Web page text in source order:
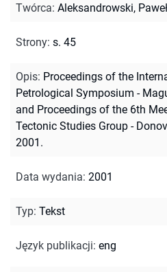
Twórca: Aleksandrowski, Paweł
Strony: s. 45
Opis: Proceedings of the
Petrological Symposium -
and Proceedings of the 6th
Tectonic Studies Group -
2001.
Data wydania: 2001
Typ: Tekst
Język publikacji: eng